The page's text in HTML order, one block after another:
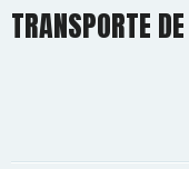
TRANSPORTE